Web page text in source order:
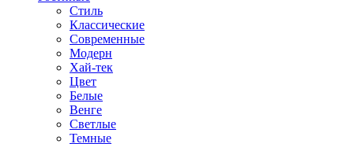
Стиль
Классические
Современные
Модерн
Хай-тек
Цвет
Белые
Венге
Светлые
Темные